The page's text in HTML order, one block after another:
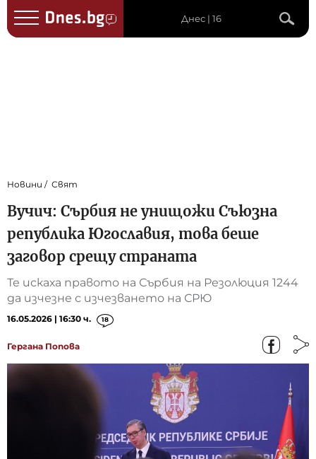
Днес | 16
Новини Свят
Вучич: Сърбия не унищожи Съюзна
република Югославия, това беше
заговор срещу страната
Те искаха правото на Сърбия на Резолюция 1244
да изчезне с изчезването на СРЮ
16.05.2026 | 16:30 ч. 18
Гергана Попова